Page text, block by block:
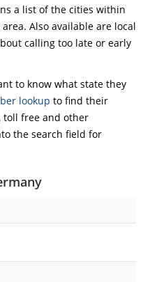
a list of the cities within
Also available are local
calling too late or early
to know what state they
lookup to find their
toll free and other
the search field for